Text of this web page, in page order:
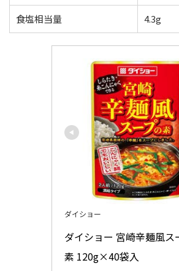
食塩相当量 4.3g
ダイショー
ダイショー 宮崎辛麺風ス
素 120g×40袋入